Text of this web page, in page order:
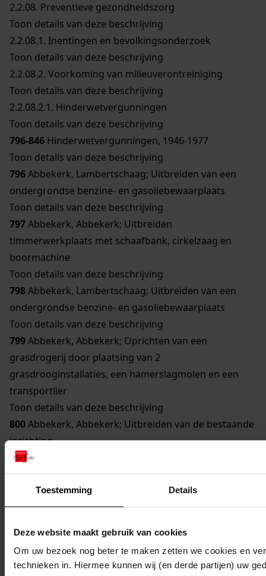
Toestemming Details
Deze website maakt gebruik van cookies
Om uw bezoek nog beter te maken zetten we cookies en
technieken in. Hiermee kunnen wij (en derde partijen) uw
2.2.08. Preventieve gezondheidszorg
Toon details van deze beschrijving
2.2.08.1. Inentingen en bevolkingsonderzoek
Toon details van deze beschrijving
2.2.08.2. Voorkoming van milieuverontreiniging
Toon details van deze beschrijving
2.2.08.2.1. Hinderwetvergunningen
Toon details van deze beschrijving
796-846 Hinderwetvergunningen, 1946-1977
Toon details van deze beschrijving
796Abbekerk, Lambertschaag; Uitbreiden van een
ondergrondse benzine- en gasoliebewaarplaats
Toon details van deze beschrijving
797Abbekerk, Abbekerk; Uitbreiden
timmerwerkplaats met schaafbank, cirkelzaag en
boormachine
Toon details van deze beschrijving
798Abbekerk, Lambertschaag; Uitbreiden van een
ondergrondse benzine- en gasoliebewaarplaats
Toon details van deze beschrijving
799Abbekerk, Abbekerk; Oprichten van een
grasdrogerij door plaatsing van 2
grasdrooginstallaties, een hamerslagmolen en een
transportlier
Toon details van deze beschrijving
800Abbekerk, Abbekerk; Uitbreiden van de bestaande
inrichting
Toon details van deze beschrijving
801Abbekerk, Abbekerk; Uitbreiden en veranderen
van de inrichting van een grasdrogerij door plaatsing
van een hakselmachine
Abbekerk, Lambertschaag; Uitbreiden van een
ondergrondse gasoliebewaarplaats